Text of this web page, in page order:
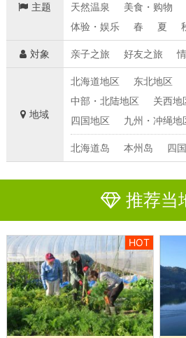
主题
天然温泉
美食・购物
体验・娱乐
春 夏
対象 亲子之旅 好友之旅
地域
北海道地区 东北地区
中部・北陆地区
关西地
四国地区
九州・冲绳地
北海道岛 本州岛 四
推荐当
HOT